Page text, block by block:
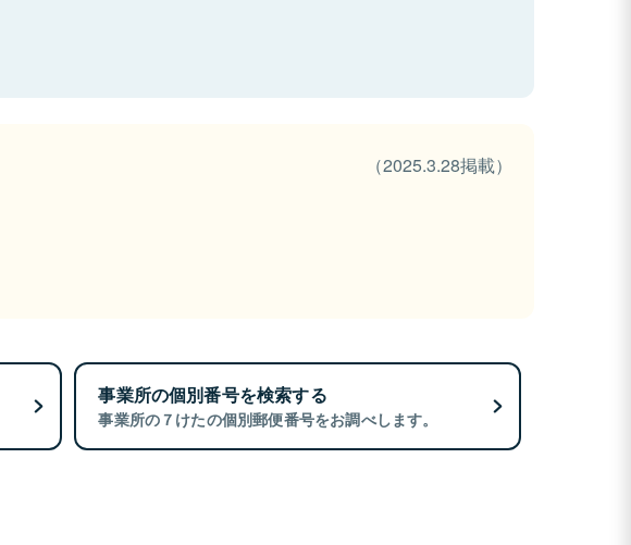
（2025.3.28掲載）
事業所の個別番号を検索する
事業所の７けたの個別郵便番号をお調べします。